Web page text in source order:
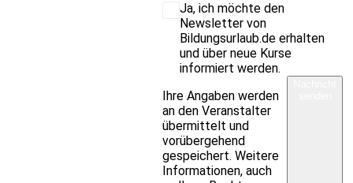
Ja, ich möchte den
Newsletter von
Bildungsurlaub.de erhalten
und über neue Kurse
informiert werden.
Ihre Angaben werden
an den Veranstalter
übermittelt und
vorübergehend
gespeichert. Weitere
Informationen, auch